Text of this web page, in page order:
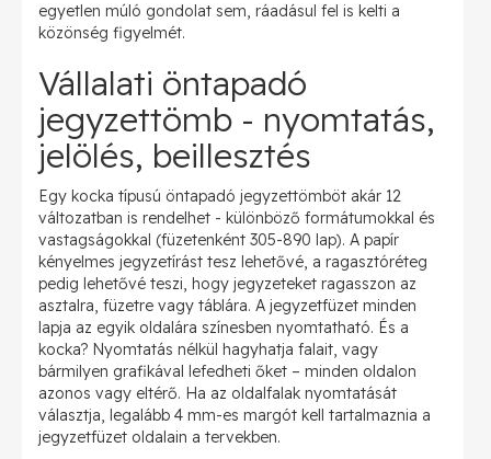
egyetlen múló gondolat sem, ráadásul fel is kelti a
közönség figyelmét.
Vállalati öntapadó
jegyzettömb - nyomtatás,
jelölés, beillesztés
Egy kocka típusú öntapadó jegyzettömböt akár 12
változatban is rendelhet - különböző formátumokkal és
vastagságokkal (füzetenként 305-890 lap). A papír
kényelmes jegyzetírást tesz lehetővé, a ragasztóréteg
pedig lehetővé teszi, hogy jegyzeteket ragasszon az
asztalra, füzetre vagy táblára. A jegyzetfüzet minden
lapja az egyik oldalára színesben nyomtatható. És a
kocka? Nyomtatás nélkül hagyhatja falait, vagy
bármilyen grafikával lefedheti őket – minden oldalon
azonos vagy eltérő. Ha az oldalfalak nyomtatását
választja, legalább 4 mm-es margót kell tartalmaznia a
jegyzetfüzet oldalain a tervekben.